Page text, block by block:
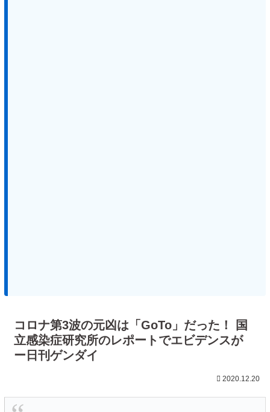
コロナ第3波の元凶は「GoTo」だった！ 国
立感染症研究所のレポートでエビデンスが
ー日刊ゲンダイ
2020.12.20